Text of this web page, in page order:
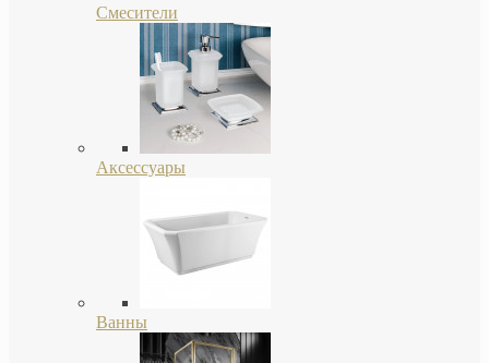
Смесители
Аксессуары
Ванны